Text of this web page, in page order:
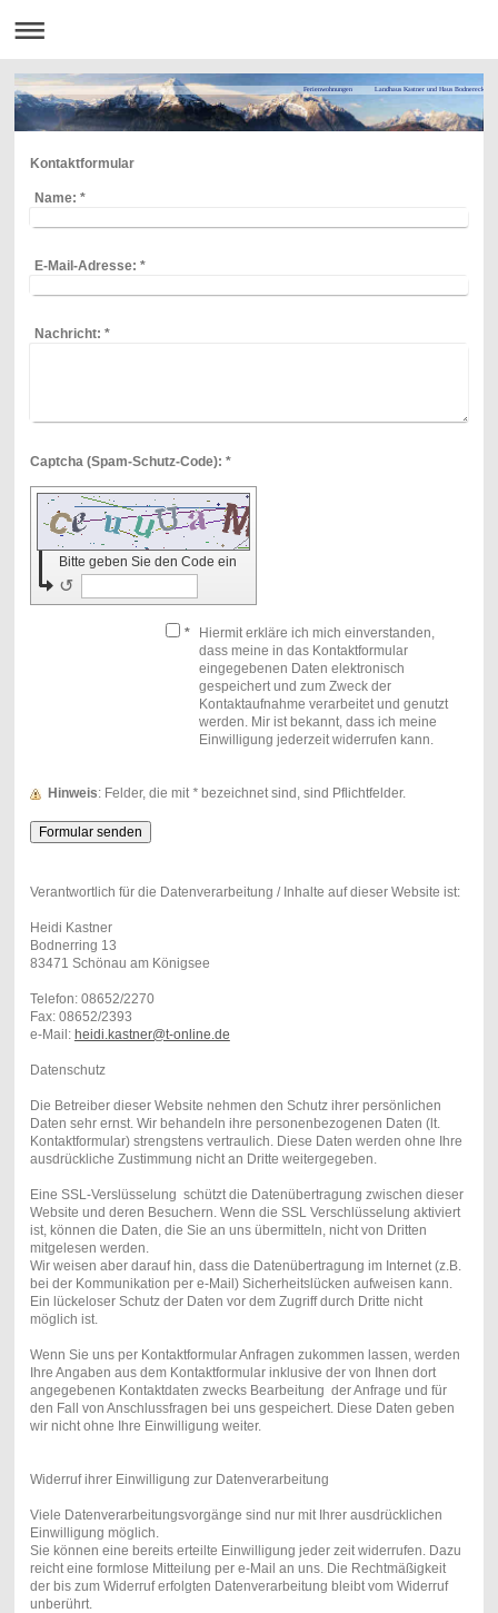
Ferienwohnungen Landhaus Kastner und Haus Bodnereck
Kontaktformular
Name: *
E-Mail-Adresse: *
Nachricht: *
Captcha (Spam-Schutz-Code): *
Bitte geben Sie den Code ein
↺
*
Hiermit erkläre ich mich einverstanden,
dass meine in das Kontaktformular
eingegebenen Daten elektronisch
gespeichert und zum Zweck der
Kontaktaufnahme verarbeitet und genutzt
werden. Mir ist bekannt, dass ich meine
Einwilligung jederzeit widerrufen kann.
Hinweis : Felder, die mit *bezeichnet sind, sind Pflichtfelder.
Verantwortlich für die Datenverarbeitung / Inhalte auf dieser Website ist:
Heidi Kastner
Bodnerring 13
83471 Schönau am Königsee
Telefon: 08652/2270
Fax: 08652/2393
e-Mail: heidi.kastner@t-online.de
Datenschutz
Die Betreiber dieser Website nehmen den Schutz ihrer persönlichen
Daten sehr ernst. Wir behandeln ihre personenbezogenen Daten (lt.
Kontaktformular) strengstens vertraulich. Diese Daten werden ohne Ihre
ausdrückliche Zustimmung nicht an Dritte weitergegeben.
Eine SSL-Verslüsselung schützt die Datenübertragung zwischen dieser
Website und deren Besuchern. Wenn die SSL Verschlüsselung aktiviert
ist, können die Daten, die Sie an uns übermitteln, nicht von Dritten
mitgelesen werden.
Wir weisen aber darauf hin, dass die Datenübertragung im Internet (z.B.
bei der Kommunikation per e-Mail) Sicherheitslücken aufweisen kann.
Ein lückeloser Schutz der Daten vor dem Zugriff durch Dritte nicht
möglich ist.
Wenn Sie uns per Kontaktformular Anfragen zukommen lassen, werden
Ihre Angaben aus dem Kontaktformular inklusive der von Ihnen dort
angegebenen Kontaktdaten zwecks Bearbeitung der Anfrage und für
den Fall von Anschlussfragen bei uns gespeichert. Diese Daten geben
wir nicht ohne Ihre Einwilligung weiter.
Widerruf ihrer Einwilligung zur Datenverarbeitung
Viele Datenverarbeitungsvorgänge sind nur mit Ihrer ausdrücklichen
Einwilligung möglich.
Sie können eine bereits erteilte Einwilligung jeder zeit widerrufen. Dazu
reicht eine formlose Mitteilung per e-Mail an uns. Die Rechtmäßigkeit
der bis zum Widerruf erfolgten Datenverarbeitung bleibt vom Widerruf
unberührt.